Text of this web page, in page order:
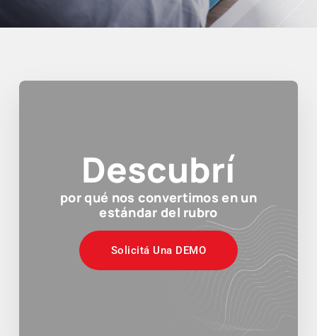
Descubrí
por qué nos convertimos en un
estándar del rubro
Solicitá Una DEMO